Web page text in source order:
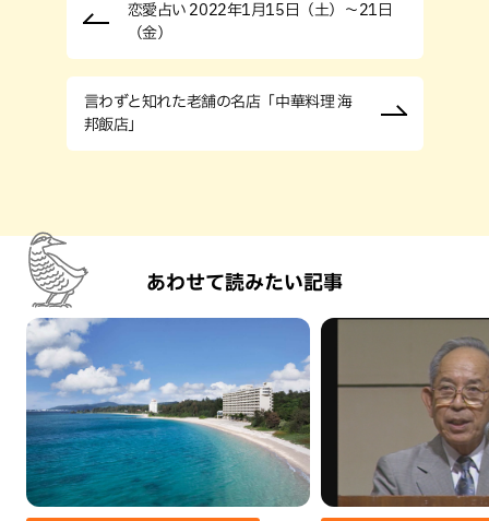
恋愛占い 2022年1月15日（土）～21日
（金）
言わずと知れた老舗の名店「中華料理 海
邦飯店」
あわせて読みたい記事